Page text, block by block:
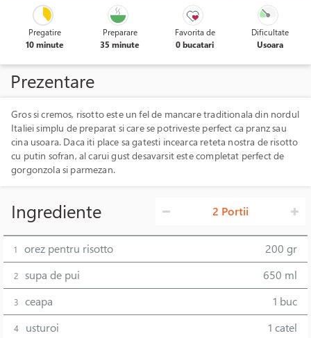
Pregatire
10 minute
Preparare
35 minute
Favorita de
0 bucatari
Dificultate
Usoara
Prezentare
Gros si cremos, risotto este un fel de mancare traditionala din nordul
Italiei simplu de preparat si care se potriveste perfect ca pranz sau
cina usoara. Daca iti place sa gatesti incearca reteta nostra de risotto
cu putin sofran, al carui gust desavarsit este completat perfect de
gorgonzola si parmezan.
Ingrediente 2 Portii
1 orez pentru risotto 200 gr
2 supa de pui 650 ml
3 ceapa 1 buc
4 usturoi 1 catel